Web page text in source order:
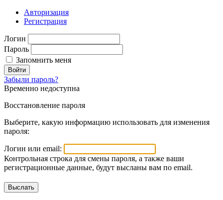
Авторизация
Регистрация
Логин
Пароль
Запомнить меня
Войти
Забыли пароль?
Временно недоступна
Восстановление пароля
Выберите, какую информацию использовать для изменения
пароля:
Логин или email:
Контрольная строка для смены пароля, а также ваши
регистрационные данные, будут высланы вам по email.